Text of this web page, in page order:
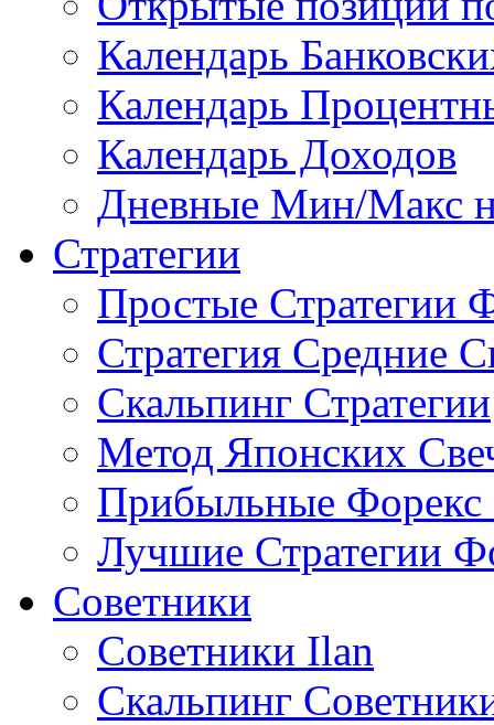
Календарь
Календарь
Календарь Доходов
Дневные Мин/Макс
Стратегии
Простые Стратегии
Стратегия Средние
Скальпинг Стратегии
Метод Японских
Прибыльные Форекс
Лучшие Стратегии
Советники
Советники Ilan
Скальпинг